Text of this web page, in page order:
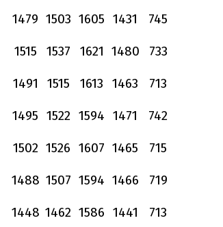
1479 1503 1605 1431 745
1515 1537 1621 1480 733
1491 1515 1613 1463 713
1495 1522 1594 1471 742
1502 1526 1607 1465 715
1488 1507 1594 1466 719
1448 1462 1586 1441 713